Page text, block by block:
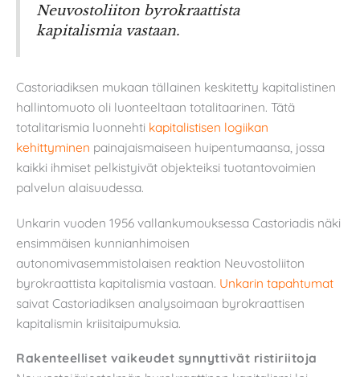
Neuvostoliiton byrokraattista
kapitalismia vastaan.
Castoriadiksen mukaan tällainen keskitetty kapitalistinen
hallintomuoto oli luonteeltaan totalitaarinen. Tätä
totalitarismia luonnehti kapitalistisen logiikan
kehittyminen painajaismaiseen huipentumaansa, jossa
kaikki ihmiset pelkistyivät objekteiksi tuotantovoimien
palvelun alaisuudessa.
Unkarin vuoden 1956 vallankumouksessa Castoriadis näki
ensimmäisen kunnianhimoisen
autonomivasemmistolaisen reaktion Neuvostoliiton
byrokraattista kapitalismia vastaan. Unkarin tapahtumat
saivat Castoriadiksen analysoimaan byrokraattisen
kapitalismin kriisitaipumuksia.
Rakenteelliset vaikeudet synnyttivät ristiriitoja